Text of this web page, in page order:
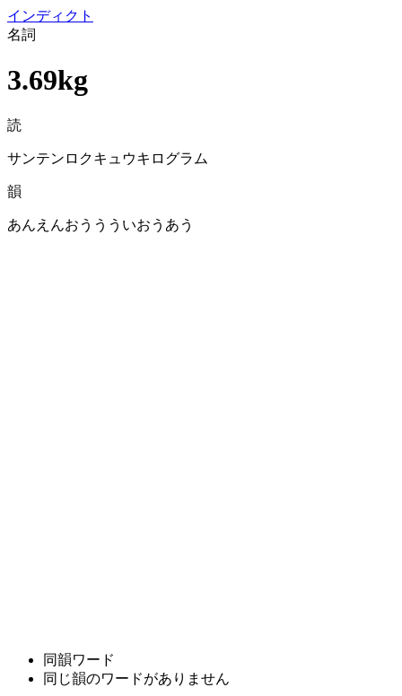
インディクト
名詞
3.69kg
読
サンテンロクキュウキログラム
韻
あんえんおううういおうあう
同韻ワード
同じ韻のワードがありません